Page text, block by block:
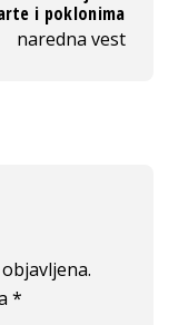
i poklonima
naredna vest
*